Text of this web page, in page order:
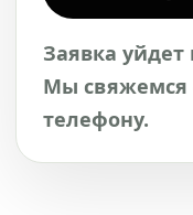
Заявка
Мы свяжемся
телефону.